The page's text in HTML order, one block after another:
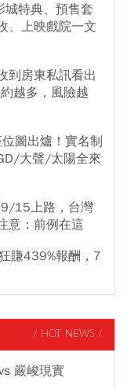
城特典、預售套
、上映戲院一文
到房東私訊看出
越多，風險越
圖出爐！實名制
大聲/太陽全來
15上路，台灣
意：前例在這
賺439%報酬，7
/ HOT NEWS /
嚴峻現實